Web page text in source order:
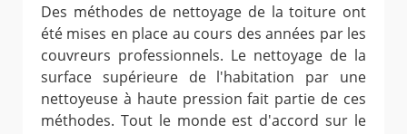
Des méthodes de nettoyage de la toiture ont
été mises en place au cours des années par les
couvreurs professionnels. Le nettoyage de la
surface supérieure de l'habitation par une
nettoyeuse à haute pression fait partie de ces
méthodes. Tout le monde est d'accord sur le